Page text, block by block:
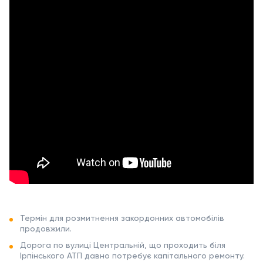
Термін для розмитнення закордонних автомобілів
продовжили.
Дорога по вулиці Центральній, що проходить біля
Ірпінського АТП давно потребує капітального ремонту.